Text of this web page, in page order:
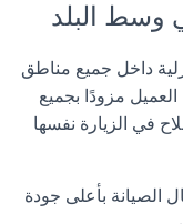
وسط البلد
داخل جميع مناطق
مزودًا بجميع
في الزيارة نفسها
الصيانة بأعلى جودة